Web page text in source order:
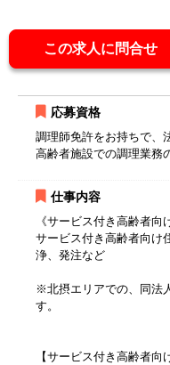
この求人に問合せ
応募資格
調理師免許をお持ちで、
高齢者施設での調理業務
仕事内容
《サービス付き高齢者向
サービス付き高齢者向け
浄、発注など
※北摂エリアでの、同法
す。
【サービス付き高齢者向